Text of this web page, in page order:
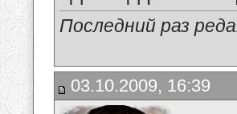
Последний раз
03.10.2009, 16:39